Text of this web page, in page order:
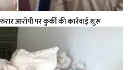
आरोपी पर कुर्की की कार्रवाई शुरू